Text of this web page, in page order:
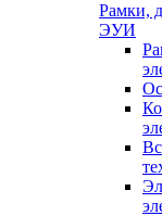
Рамки,
ЭУИ